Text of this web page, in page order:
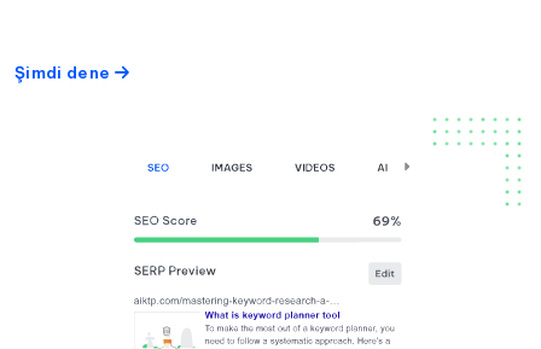
Şimdi dene